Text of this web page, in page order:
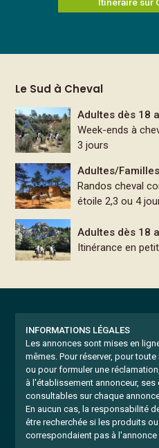
Le Sud à Cheval
Adultes dès 18
Week-ends à
3 jours
Adultes/
Randos cheval
étoile 2,3 ou 4
Adultes dès 18
Itinérance en
INFORMATIONS LÉGALES
Les annonces sont mises en
mêmes. Pour réserver, pour
ou pour formuler une
à l'établissement annonceur,
consultables sur chaque
En aucun cas, la responsabilité
être recherchée si les produits
correspondaient pas à l'annonce